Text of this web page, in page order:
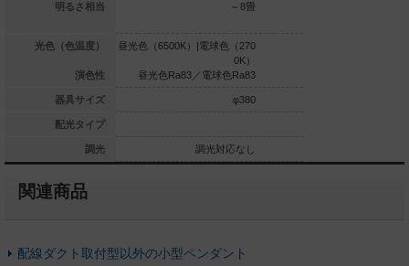
明るさ相当
光色（色温度）
演色性
器具サイズ
配光タイプ
調光
球60形1灯器
色（3500K）
φ52
集光タイプ
～8畳
昼光色（6500K）|電球色（270
0K）
昼光色Ra83／電球色Ra83
φ380
調光対応なし
関連商品
配線ダクト取付型以外の小型ペンダント